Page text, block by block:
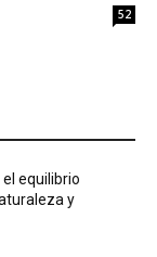
52
equilibrio
y